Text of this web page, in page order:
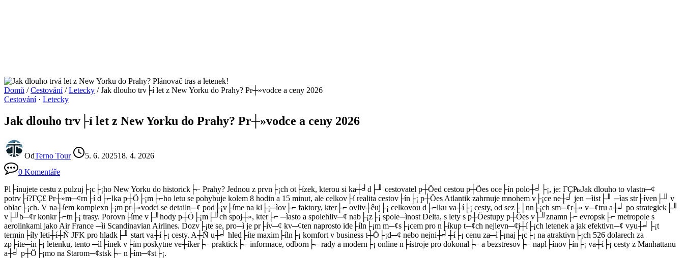
Domů / Cestování / Letecky / Jak dlouho trv├í let z New Yorku do Prahy? Pr┼»vodce a ceny 2026
Cestování· Letecky
Jak dlouho trv├í let z New Yorku do Prahy? Pr┼»vodce a ceny 2026
OdTerno Tour 5. 6. 202518. 4. 2026
0 Komentáře
Pl├ínujete cestu z pulzuj├¡c├¡ho New Yorku do historick├⌐ Prahy? Jednou z prvn├¡ch ot├ízek, kterou si ka┼╛d├╜ cestovatel p┼Öed cestou p┼Öes oce├ín polo┼╛├¡, je: ΓÇ₧Jak dlouho to vlastn─¢
potrv├í?ΓÇ£ Pr┼»m─¢rn├í d├⌐lka p┼Ö├¡m├⌐ho letu se pohybuje kolem 8 hodin a 15 minut, ale celkov├í realita cestov├ín├¡ p┼Öes Atlantik zahrnuje mnohem v├¡ce ne┼╛ jen ─ìist├╜ ─ìas str├íven├╜ v
oblac├¡ch. V na┼íem komplexn├¡m pr┼»vodci se detailn─¢ pod├¡v├íme na kl├¡─ìov├⌐ faktory, kter├⌐ ovliv┼êuj├¡ celkovou d├⌐lku va┼í├¡ cesty, od sez├│nn├¡ch sm─¢r┼» v─¢tru a┼╛ po strategick├╜
v├╜b─¢r konkr├⌐tn├¡ trasy. Porovn├íme v├╜hody p┼Ö├¡m├╜ch spoj┼», kter├⌐ ─ìasto a spolehliv─¢ nab├¡z├¡ spole─ìnost Delta, s lety s p┼Öestupy p┼Öes v├╜znamn├⌐ evropsk├⌐ metropole s
aerolinkami jako Air France ─ìi Scandinavian Airlines. Dozv├¡te se, pro─ì je pr├ív─¢ kv─¢ten naprosto ide├íln├¡m m─¢s├¡cem pro n├íkup t─¢ch nejlevn─¢j┼í├¡ch letenek a jak efektivn─¢ vyu┼╛├¡t
termin├íly leti┼í┼Ñ JFK pro hladk├╜ start va┼í├¡ cesty. A┼Ñ u┼╛ hled├íte maxim├íln├¡ komfort v business t┼Ö├¡d─¢ nebo nejni┼╛┼í├¡ cenu za─ì├¡naj├¡c├¡ na atraktivn├¡ch 526 dolarech za
zp├íte─ìn├¡ letenku, tento ─ìl├ínek v├ím poskytne ve┼íker├⌐ praktick├⌐ informace, odborn├⌐ rady a modern├¡ online n├ístroje pro dokonal├⌐ a bezstresov├⌐ napl├ínov├ín├¡ va┼í├¡ cesty z Manhattanu
a┼╛ p┼Ö├¡mo na Starom─¢stsk├⌐ n├ím─¢st├¡.